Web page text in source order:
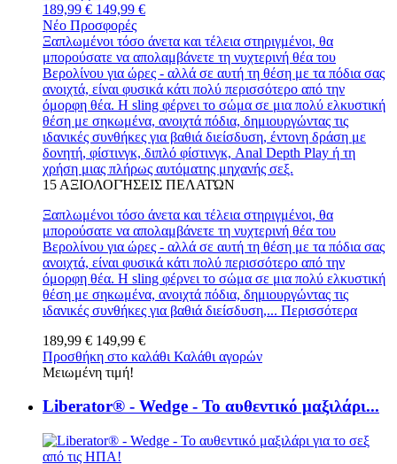
189,99 € 149,99 €
Νέο Προσφορές
Ξαπλωμένοι τόσο άνετα και τέλεια στηριγμένοι, θα
μπορούσατε να απολαμβάνετε τη νυχτερινή θέα του
Βερολίνου για ώρες - αλλά σε αυτή τη θέση με τα πόδια σας
ανοιχτά, είναι φυσικά κάτι πολύ περισσότερο από την
όμορφη θέα. Η sling φέρνει το σώμα σε μια πολύ ελκυστική
θέση με σηκωμένα, ανοιχτά πόδια, δημιουργώντας τις
ιδανικές συνθήκες για βαθιά διείσδυση, έντονη δράση με
δονητή, φίστινγκ, διπλό φίστινγκ, Anal Depth Play ή τη
χρήση μιας πλήρως αυτόματης μηχανής σεξ.
15 ΑΞΙΟΛΟΓΉΣΕΙΣ ΠΕΛΑΤΏΝ
Ξαπλωμένοι τόσο άνετα και τέλεια στηριγμένοι, θα
μπορούσατε να απολαμβάνετε τη νυχτερινή θέα του
Βερολίνου για ώρες - αλλά σε αυτή τη θέση με τα πόδια σας
ανοιχτά, είναι φυσικά κάτι πολύ περισσότερο από την
όμορφη θέα. Η sling φέρνει το σώμα σε μια πολύ ελκυστική
θέση με σηκωμένα, ανοιχτά πόδια, δημιουργώντας τις
ιδανικές συνθήκες για βαθιά διείσδυση,... Περισσότερα
189,99 € 149,99 €
Προσθήκη στο καλάθι Καλάθι αγορών
Μειωμένη τιμή!
Liberator® - Wedge - Το αυθεντικό μαξιλάρι...